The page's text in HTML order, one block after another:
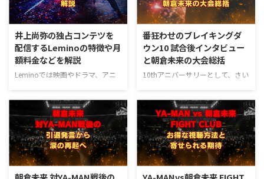
井上尚弥の独占コンテツを
配信するLeminoの特徴や月
額料金などを解説
Leminoでは映画やドラマ、アニ
なら他の動画配信サービスにはな
い『井上尚弥オリジナルチャンネ
ル』など井上尚弥のスポンサーな
らではのコンテンツをはじめ、音
楽ライブなども充実していて、観
たいコンテンツとマッチングすれ
ば月額990円（税込）でお得に楽
番狂わせのブレイキングダ
ウン10 試合後インタビュー
と朝倉未来の大会総括
10thアニバーサリーとして、さい
人の観客を動員して行われた、23
年11月23日の『Breaking
Down10』。 番狂わせもあり、
27全試合盛況のうちに幕を閉じ
ました。 本大会の4日前には、
YA-MAN選手に2度のダウンを喫し
KO負けしてしまった朝倉未来選